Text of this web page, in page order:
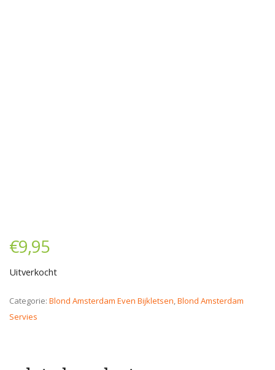
€9,95
Uitverkocht
Categorie: Blond Amsterdam Even Bijkletsen,Blond Amsterdam
Servies